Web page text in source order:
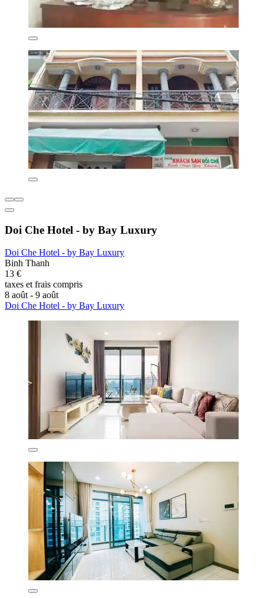
Doi Che Hotel - by Bay Luxury
Doi Che Hotel - by Bay Luxury
Binh Thanh
13 €
taxes et frais compris
8 août - 9 août
Doi Che Hotel - by Bay Luxury